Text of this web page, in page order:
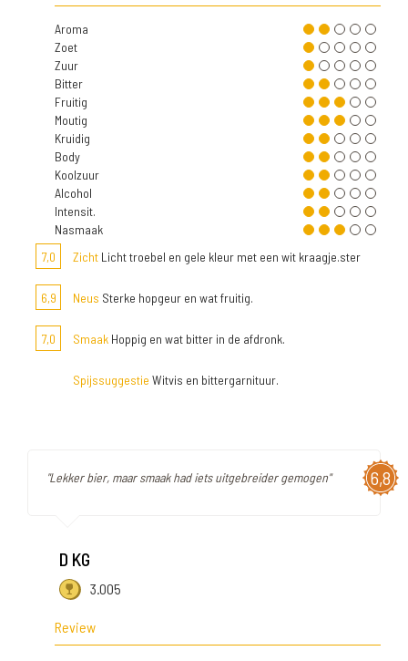
Aroma
Zoet
Zuur
Bitter
Fruitig
Moutig
Kruidig
Body
Koolzuur
Alcohol
Intensit.
Nasmaak
7,0
Zicht Licht troebel en gele kleur met een wit kraagje.ster
6,9 Neus Sterke hopgeur en wat fruitig.
7,0 Smaak Hoppig en wat bitter in de afdronk.
Spijssuggestie Witvis en bittergarnituur.
6,8
"Lekker bier, maar smaak had iets uitgebreider gemogen"
D KG
3.005
Review